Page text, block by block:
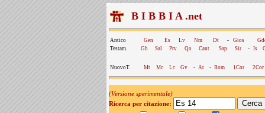
B I B B I A .net
Antico Gen Es Lv Nm Dt - Gios
Testam.
Gb Sal Prv Qo Cant Sap Sir - Is
NuovoT. Mt Mc Lc Gv - At - Rom 1Cor 2Cor
(Versione sperimentale)
Ricerca per citazione: